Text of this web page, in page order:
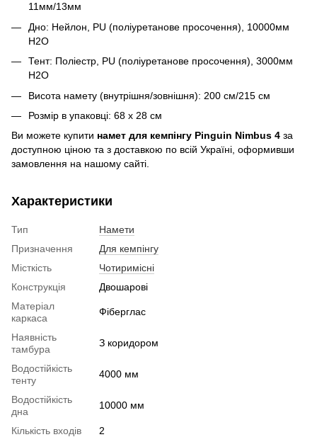
11мм/13мм
Дно: Нейлон, PU (поліуретанове просочення), 10000мм
H2O
Тент: Поліестр, PU (поліуретанове просочення), 3000мм
H2O
Висота намету (внутрішня/зовнішня): 200 см/215 см
Розмір в упаковці: 68 х 28 см
Ви можете купити намет для кемпінгу Pinguin Nimbus 4 за
доступною ціною та з доставкою по всій Україні, оформивши
замовлення на нашому сайті.
Характеристики
Тип
Намети
Призначення
Для кемпінгу
Місткість
Чотиримісні
Конструкція
Двошарові
Матеріал
каркаса
Фіберглас
Наявність
тамбура
З коридором
Водостійкість
тенту
4000 мм
Водостійкість
дна
10000 мм
Кількість входів
2